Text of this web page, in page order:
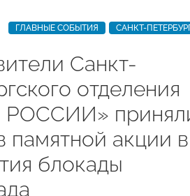
ГЛАВНЫЕ СОБЫТИЯ САНКТ-
Санкт-
отделения
памятной акции в
блокады